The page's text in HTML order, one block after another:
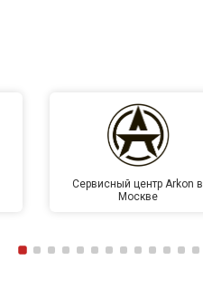
Сервисный центр Arkon в
Москве